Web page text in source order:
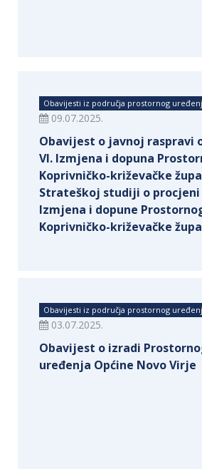
Obavijesti iz područja prostornog
09.07.2025.
Obavijest o javnoj raspravi
VI. Izmjena i dopuna
Koprivničko-križevačke
Strateškoj studiji o
Izmjena i dopune
Koprivničko-križevačke
Obavijesti iz područja prostornog
03.07.2025.
Obavijest o izradi
uređenja Općine Novo Virje